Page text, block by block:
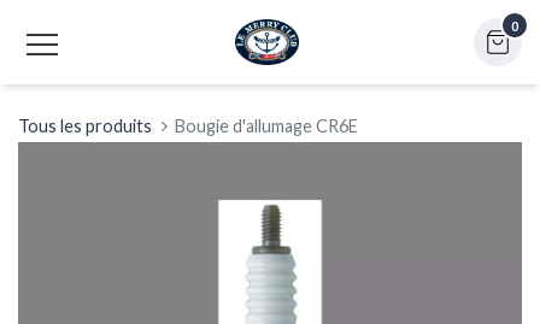
0
Tous les produits Bougie d'allumage CR6E